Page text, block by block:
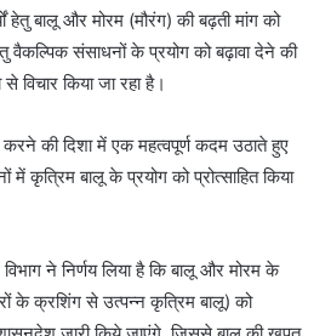
हेतु बालू और मोरम (मौरंग) की बढ़ती मांग को
वैकल्पिक संसाधनों के प्रयोग को बढ़ावा देने की
विचार किया जा रहा है।
करने की दिशा में एक महत्वपूर्ण कदम उठाते हुए
में कृत्रिम बालू के प्रयोग को प्रोत्साहित किया
ने निर्णय लिया है कि बालू और मोरम के
के क्रशिंग से उत्पन्न कृत्रिम बालू) को